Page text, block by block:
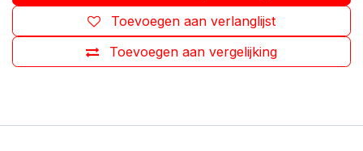
Toevoegen aan vergelijking
Toevoegen aan verlanglijst